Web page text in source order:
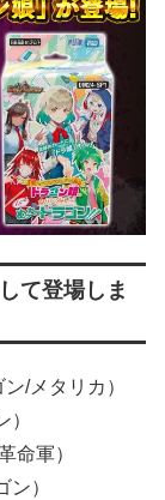
て登場しま
/メタリカ）
命軍）
）